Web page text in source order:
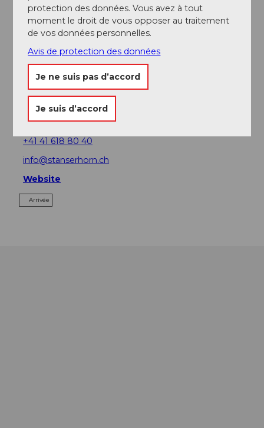
Interlocuteur/trice
Stanserhorn-Bahn AG
Contact
Stanserhorn
+41 41 618 80 40
info@stanserhorn.ch
Website
Arrivée
protection des données. Vous avez à tout
moment le droit de vous opposer au traitement
de vos données personnelles.
Avis de protection des données
Je ne suis pas d’accord
Je suis d’accord